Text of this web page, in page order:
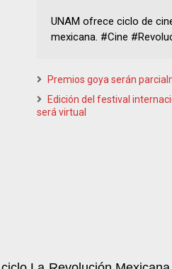
UNAM ofrece ciclo de
mexicana. #Cine
Premios goya serán
Edición del festival
será virtual